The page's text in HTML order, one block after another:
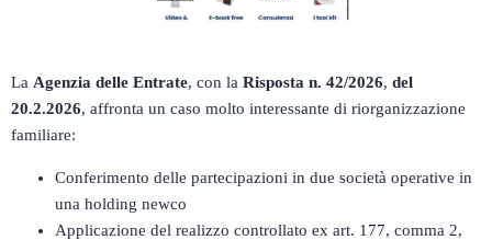
La Agenzia delle Entrate, con la Risposta n. 42/2026, del
20.2.2026, affronta un caso molto interessante di riorganizzazione
familiare:
Conferimento delle partecipazioni in due società operative in
una holding newco
Applicazione del realizzo controllato ex art. 177, comma 2,